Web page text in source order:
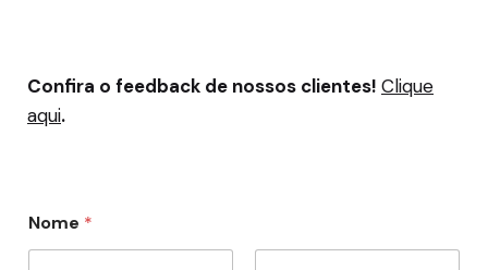
Confira o feedback de nossos clientes! Clique
aqui.
Nome *